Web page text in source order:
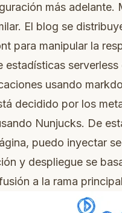
más
El blog se
para manipular la
estadísticas
usando
decidido por los
Nunjucks. De
puedo inyectar
y despliegue se
a la rama